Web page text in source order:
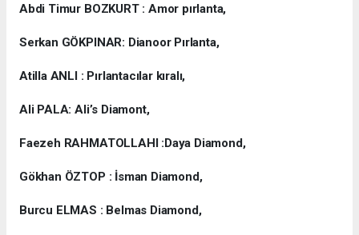
Abdi Timur BOZKURT : Amor pırlanta,
Serkan GÖKPINAR: Dianoor Pırlanta,
Atilla ANLI : Pırlantacılar kıralı,
Ali PALA: Ali’s Diamont,
Faezeh RAHMATOLLAHI :Daya Diamond,
Gökhan ÖZTOP : İsman Diamond,
Burcu ELMAS : Belmas Diamond,